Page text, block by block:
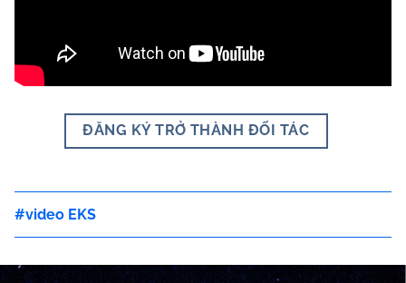
ĐĂNG KÝ TRỞ THÀNH ĐỐI TÁC
video EKS